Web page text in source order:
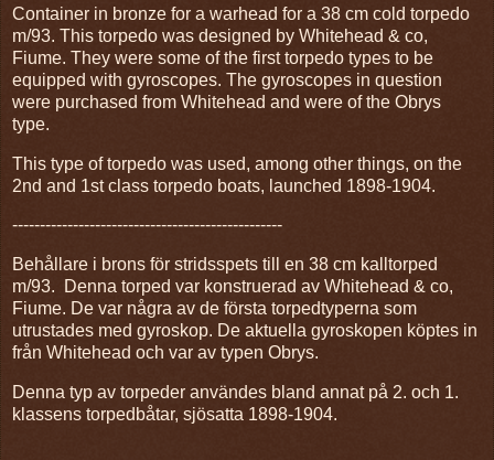
Container in bronze for a warhead for a 38 cm cold torpedo
m/93. This torpedo was designed by Whitehead & co,
Fiume. They were some of the first torpedo types to be
equipped with gyroscopes. The gyroscopes in question
were purchased from Whitehead and were of the Obrys
type.
This type of torpedo was used, among other things, on the
2nd and 1st class torpedo boats, launched 1898-1904.
-------------------------------------------------
Behållare i brons för stridsspets till en 38 cm kalltorped
m/93. Denna torped var konstruerad av Whitehead & co,
Fiume. De var några av de första torpedtyperna som
utrustades med gyroskop. De aktuella gyroskopen köptes in
från Whitehead och var av typen Obrys.
Denna typ av torpeder användes bland annat på 2. och 1.
klassens torpedbåtar, sjösatta 1898-1904.